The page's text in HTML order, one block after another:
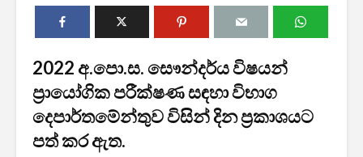
2022 අ.පො.ස. සෞන්දර්ය විෂයන්
ප්‍රායෝගික පරීක්ෂණ සඳහා විභාග
දෙපාර්තමේන්තුව විසින් දින ප්‍රකාශයට
පත් කර ඇත.
2027 1 ශ්‍රේණි‌යේ
පාසල් ප්‍රවේශ
අයදුම්පත, නව
මාර්ගෝපදේශ නිකුත්
බඳවා